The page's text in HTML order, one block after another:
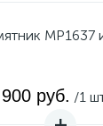
MP1637
руб. /1